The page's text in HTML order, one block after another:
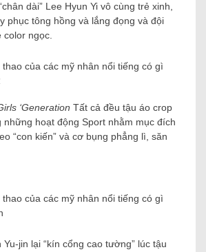
dài” Lee Hyun Yi vô cùng trẻ xinh,
phục tông hồng và lắng đọng và đội
color ngọc.
‘Generation Tất cả đều tậu áo crop
những hoạt động Sport nhằm mục đích
“con kiến” và cơ bụng phẳng lì, săn
Yu-jin lại “kín cổng cao tường” lúc tậu